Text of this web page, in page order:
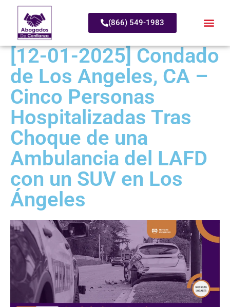
(866) 549-1983
[12-01-2025] Condado
de Los Angeles, CA –
Cinco Personas
Hospitalizadas Tras
Choque de una
Ambulancia del LAFD
con un SUV en Los
Ángeles